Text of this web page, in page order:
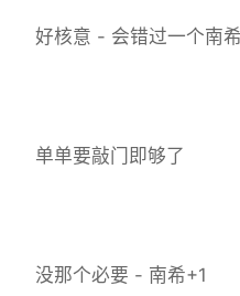
好核意 - 会错过一个南
单单要敲门即够了
没那个必要 - 南希+1